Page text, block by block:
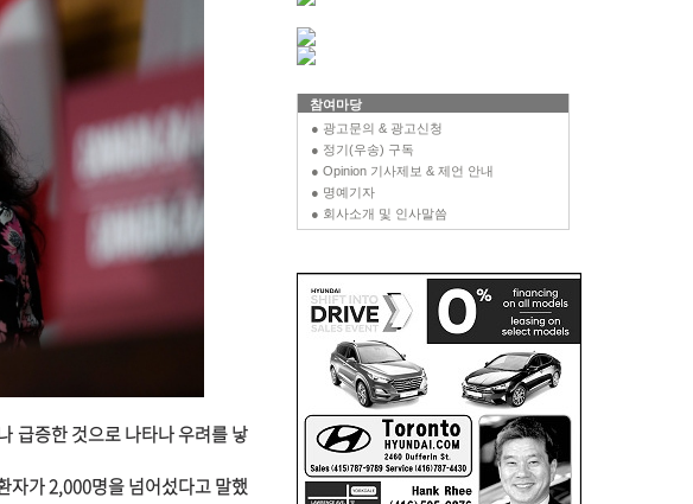
급증한 것으로 나타나 우려를 낳
자가 2,000명을 넘어섰다고 말했
참여마당
● 광고문의 & 광고신청
● 정기(우송) 구독
● Opinion 기사제보 & 제언 안내
● 명예기자
● 회사소개 및 인사말씀